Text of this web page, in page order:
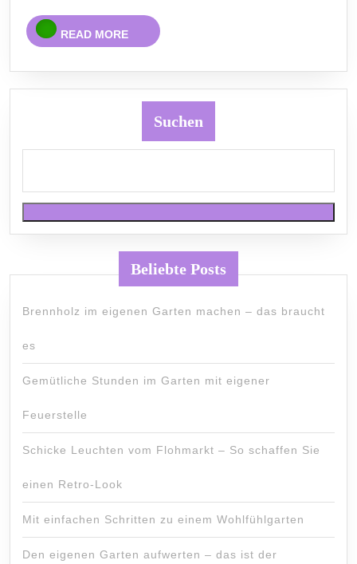
READ MORE
READ
MORE
Suchen
Beliebte Posts
Brennholz im eigenen Garten machen – das braucht
es
Gemütliche Stunden im Garten mit eigener
Feuerstelle
Schicke Leuchten vom Flohmarkt – So schaffen Sie
einen Retro-Look
Mit einfachen Schritten zu einem Wohlfühlgarten
Den eigenen Garten aufwerten – das ist der